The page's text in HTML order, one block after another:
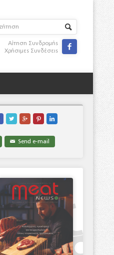
Αίτηση Συνδρομής
Χρήσιμες Συνδέσεις

   
✉ Send e-mail